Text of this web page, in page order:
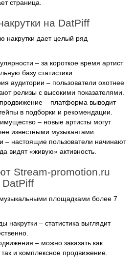
базу статистики.
аудитории – пользователи охотнее
релизы с высокими показателями.
– платформа выводит
в подборки и рекомендации.
– новые артисты могут
известными музыкантами.
– настоящие пользователи начинают
видят «живую» активность.
DatPiff
– можно заказать как
и комплексное продвижение.
результаты заметны в течение